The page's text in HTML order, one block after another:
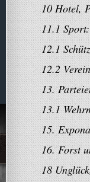
10 Hotel,
11.1
12.1
12.2
13.
13.1
15.
16. Forst
18